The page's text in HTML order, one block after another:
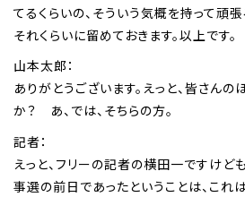
てるくらいの、そういう気概を持って頑張
それくらいに留めておきます。以上です。
山本太郎：
ありがとうございます。えっと、皆さん
か？ あ、では、そちらの方。
記者：
えっと、フリーの記者の横田一ですけ
事選の前日であったということは、こ